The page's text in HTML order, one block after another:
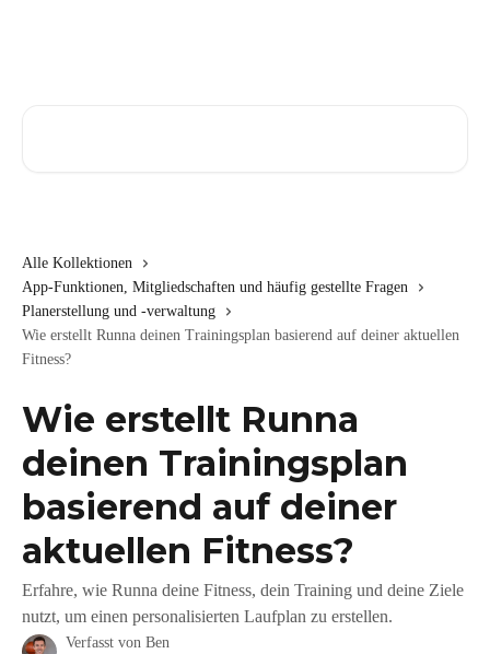
Alle Kollektionen
App-Funktionen, Mitgliedschaften und häufig gestellte Fragen
Planerstellung und -verwaltung
Wie erstellt Runna deinen Trainingsplan basierend auf deiner aktuellen
Fitness?
Wie erstellt Runna
deinen Trainingsplan
basierend auf deiner
aktuellen Fitness?
Erfahre, wie Runna deine Fitness, dein Training und deine Ziele
nutzt, um einen personalisierten Laufplan zu erstellen.
Verfasst von Ben